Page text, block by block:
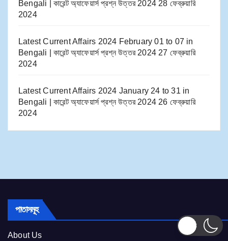
Bengali | কারেন্ট অ্যাফেয়ার্স প্রশ্ন উত্তর 2024 28 ফেব্রুয়ারি
2024
Latest Current Affairs 2024 February 01 to 07​ in
Bengali | কারেন্ট অ্যাফেয়ার্স প্রশ্ন উত্তর 2024 27 ফেব্রুয়ারি
2024
Latest Current Affairs 2024 January 24 to 31​ in
Bengali | কারেন্ট অ্যাফেয়ার্স প্রশ্ন উত্তর 2024 26 ফেব্রুয়ারি
2024
পাতাসমূহ
About Us